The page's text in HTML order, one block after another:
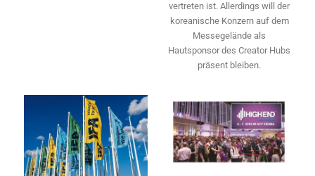
vertreten ist. Allerdings will ­der
koreanische Konzern auf dem
Messegelände als
Hautsponsor des Creator Hubs
präsent bleiben.